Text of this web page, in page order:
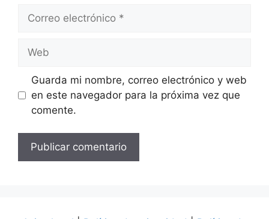
electrónico
Guarda mi nombre, correo electrónico y web
en este navegador para la próxima vez que
comente.